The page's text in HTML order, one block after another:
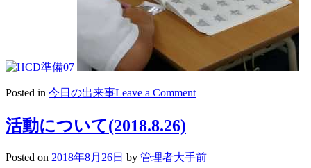
Posted in 今日の出来事Leave a Commenton
カ
活動について(2018.8.26)
Posted on 2018年8月26日 by 管理者大手前